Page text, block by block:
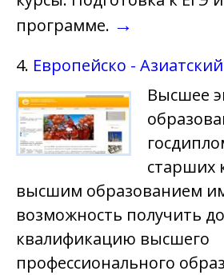
программе. →
4. Европейско -
Высшее
старших
высшим образованием
возможность получить
квалификацию высшего
профессионального